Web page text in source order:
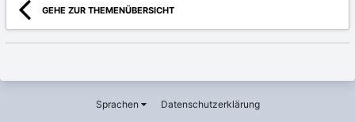
GEHE ZUR THEMENÜBERSICHT
Sprachen Datenschutzerklärung